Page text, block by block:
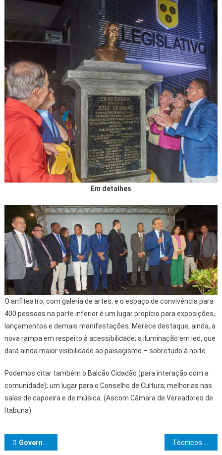
Em detalhes
O anfiteatro, com galeria de artes, e o espaço de convivência para
400 pessoas na parte inferior é um lugar propício para exposições,
lançamentos e demais manifestações. Merece destaque, ainda, a
nova rampa em respeito à acessibilidade; a iluminação em led, que
dará ainda maior visibilidade ao paisagismo – sobretudo à noite.
Podemos citar também o Balcão Cidadão (para interação com a
comunidade); um lugar para o Conselho de Cultura; melhorias nas
salas de capoeira e de música. (Ascom Câmara de Vereadores de
Itabuna)
Navegação de Post
Governo baiano e BB assinam acordo para implantação do primeiro CCBB do Norte-Nordeste Técnicos da EMASA e BAHIAGÁS atuam em conjunto para concluir travessia da rede do Mais Água na BR-101